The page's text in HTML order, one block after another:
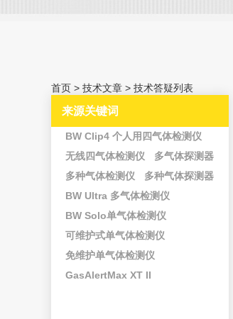
首页 > 技术文章 > 技术答疑列表
来源关键词
BW Clip4 个人用四气体检测仪
无线四气体检测仪
多气体探测器
多种气体检测仪
多种气体探测器
BW Ultra 多气体检测仪
BW Solo单气体检测仪
可维护式单气体检测仪
免维护单气体检测仪
GasAlertMax XT II